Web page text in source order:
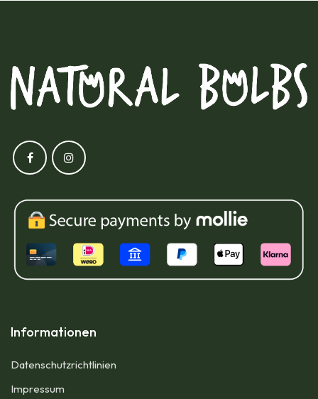
Informationen
Datenschutzrichtlinien
Impressum​